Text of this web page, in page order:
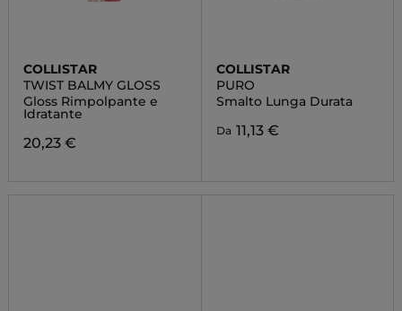
COLLISTAR
TWIST BALMY GLOSS
Gloss Rimpolpante e
Idratante
20,23 €
COLLISTAR
PURO
Smalto Lunga Durata
Da 11,13 €